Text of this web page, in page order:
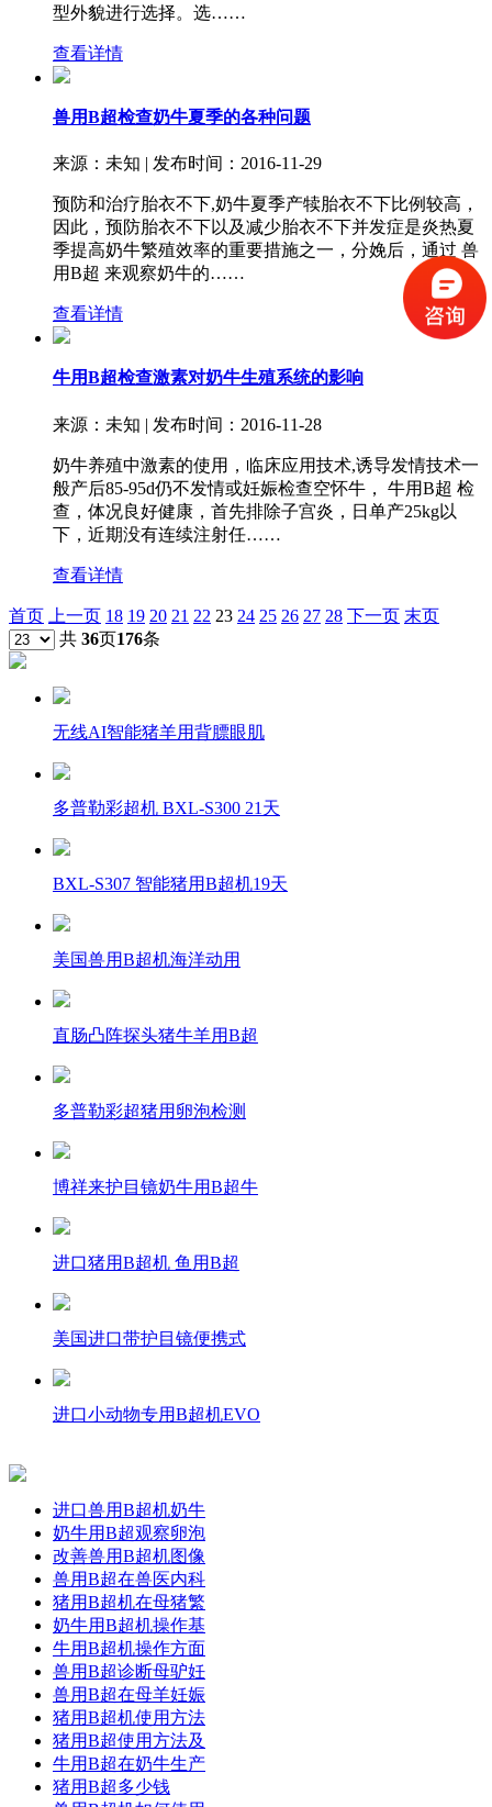
型外貌进行选择。选……
查看详情
兽用B超检查奶牛夏季的各种问题
来源：未知 | 发布时间：2016-11-29
预防和治疗胎衣不下,奶牛夏季产犊胎衣不下比例较高，
因此，预防胎衣不下以及减少胎衣不下并发症是炎热夏
季提高奶牛繁殖效率的重要措施之一，分娩后，通过 兽
用B超 来观察奶牛的……
查看详情
牛用B超检查激素对奶牛生殖系统的影响
来源：未知 | 发布时间：2016-11-28
奶牛养殖中激素的使用，临床应用技术,诱导发情技术一
般产后85-95d仍不发情或妊娠检查空怀牛， 牛用B超 检
查，体况良好健康，首先排除子宫炎，日单产25kg以
下，近期没有连续注射任……
查看详情
首页 上一页 18 19 20 21 22 23 24 25 26 27 28 下一页 末页
共 36页176条
无线AI智能猪羊用背膘眼肌
多普勒彩超机 BXL-S300 21天
BXL-S307 智能猪用B超机19天
美国兽用B超机海洋动用
直肠凸阵探头猪牛羊用B超
多普勒彩超猪用卵泡检测
博祥来护目镜奶牛用B超牛
进口猪用B超机 鱼用B超
美国进口带护目镜便携式
进口小动物专用B超机EVO
进口兽用B超机奶牛
奶牛用B超观察卵泡
改善兽用B超机图像
兽用B超在兽医内科
猪用B超机在母猪繁
奶牛用B超机操作基
牛用B超机操作方面
兽用B超诊断母驴妊
兽用B超在母羊妊娠
猪用B超机使用方法
猪用B超使用方法及
牛用B超在奶牛生产
猪用B超多少钱